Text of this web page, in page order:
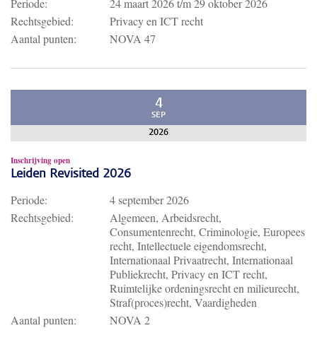
Periode: 24 maart 2026t/m29 oktober 2026
Rechtsgebied:
Privacy en ICT recht
Aantal punten:
NOVA 47
4
SEP
2026
Inschrijving open
Leiden Revisited 2026
Periode:
4 september 2026
Rechtsgebied:
Algemeen, Arbeidsrecht,
Consumentenrecht, Criminologie, Europees
recht, Intellectuele eigendomsrecht,
Internationaal Privaatrecht, Internationaal
Publiekrecht, Privacy en ICT recht,
Ruimtelijke ordeningsrecht en milieurecht,
Straf(proces)recht, Vaardigheden
Aantal punten:
NOVA 2